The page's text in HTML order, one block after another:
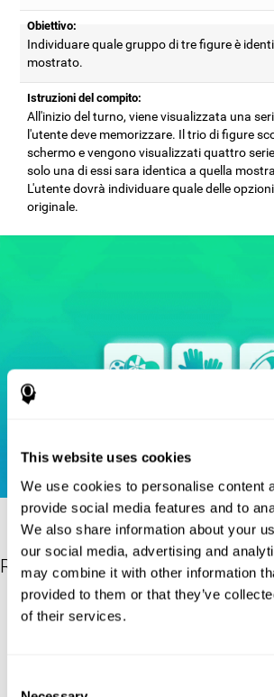
This website uses cookies
We use cookies to personalise content
provide social media features and to
We also share information about your
our social media, advertising and
may combine it with other information
provided to them or that they’ve
of their services.
Obiettivo:
Individuare quale gruppo di tre figure è
mostrato.
Istruzioni del compito:
All'inizio del turno, viene visualizzata una
l'utente deve memorizzare. Il trio di figure
schermo e vengono visualizzati quattro
solo una di essi sara identica a quella
L'utente dovrà individuare quale delle
originale.
Riferimenti
Heaton, R. K. (1981). A manual for the
test. Western Psychological Services.